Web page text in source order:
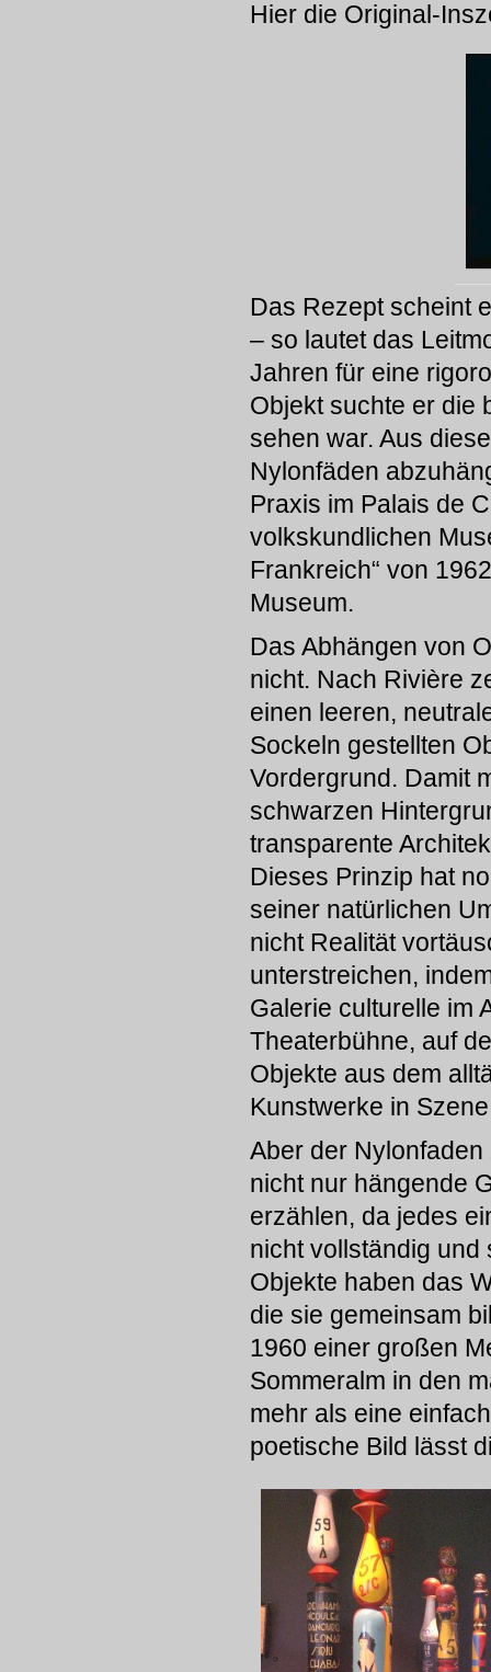
Hier die Original-
Das Rezept scheint
– so lautet das
Jahren für eine
Objekt suchte er die
sehen war. Aus
Nylonfäden
Praxis im Palais de
volkskundlichen
Frankreich“ von
Museum.
Das Abhängen von
nicht. Nach Rivière
einen leeren,
Sockeln gestellten
Vordergrund. Damit
schwarzen
transparente
Dieses Prinzip hat
seiner natürlichen
nicht Realität
unterstreichen,
Galerie culturelle im
Theaterbühne, auf
Objekte aus dem
Kunstwerke in
Aber der Nylonfaden
nicht nur hängende
erzählen, da jedes
nicht vollständig und
Objekte haben das
die sie gemeinsam
1960 einer großen
Sommeralm in den
mehr als eine
poetische Bild lässt